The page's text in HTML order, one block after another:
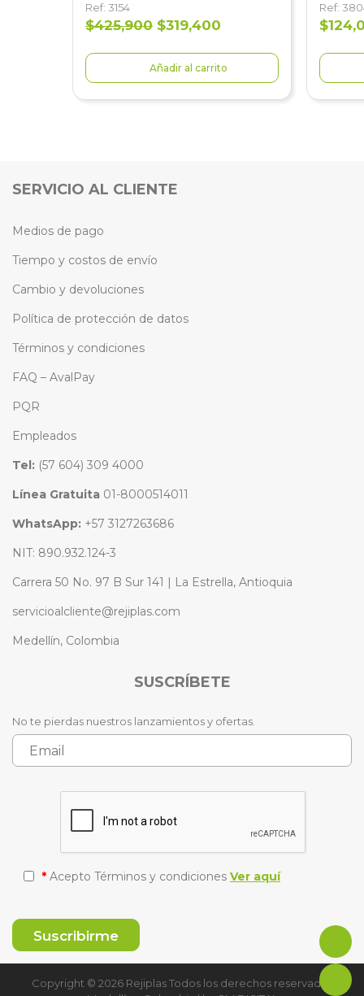
Ref: 3154
$425,900 $319,400
Añadir al carrito
Ref:
SERVICIO AL CLIENTE
Medios de pago
Tiempo y costos de envío
Cambio y devoluciones
Política de protección de datos
Términos y condiciones
FAQ – AvalPay
PQR
Empleados
Tel: (57 604) 309 4000
Línea Gratuita 01-8000514011
WhatsApp: +57 3127263686
NIT: 890.932.124-3
Carrera 50 No. 97 B Sur 141 | La Estrella, Antioquia
servicioalcliente@rejiplas.com
Medellín, Colombia
SUSCRÍBETE
No te pierdas nuestros lanzamientos y ofertas.
* Acepto Términos y condiciones Ver aquí
Copyright © 2026 Rejiplas Todos los derechos reservados